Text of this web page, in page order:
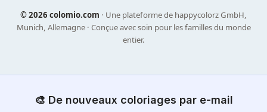
©2026 colomio.com · Une plateforme de happycolorz GmbH,
Munich, Allemagne · Conçue avec soin pour les familles du monde
entier.
🎨 De nouveaux coloriages par e-mail